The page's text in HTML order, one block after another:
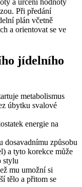
a určení hodnoty
Při předání
plán včetně
a orientovat se ve
jídelního
metabolismus
úbytku svalové
energie na
způsobu
a tyto korekce může
stylu
mu umožní si
tělo a přitom se